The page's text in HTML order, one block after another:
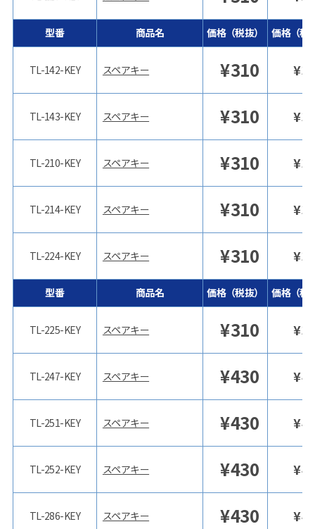
型番
TL-142-KEY
TL-143-KEY
TL-210-KEY
TL-214-KEY
TL-224-KEY
型番
TL-225-KEY
TL-247-KEY
TL-251-KEY
TL-252-KEY
TL-286-KEY
商品名 価格（税抜） 価格（税
スペアキー ¥310 ¥
スペアキー ¥310 ¥
スペアキー ¥310 ¥
スペアキー ¥310 ¥
スペアキー ¥310 ¥
商品名 価格（税抜） 価格（税
スペアキー ¥310 ¥
スペアキー ¥430 ¥
スペアキー ¥430 ¥
スペアキー ¥430 ¥
スペアキー ¥430 ¥